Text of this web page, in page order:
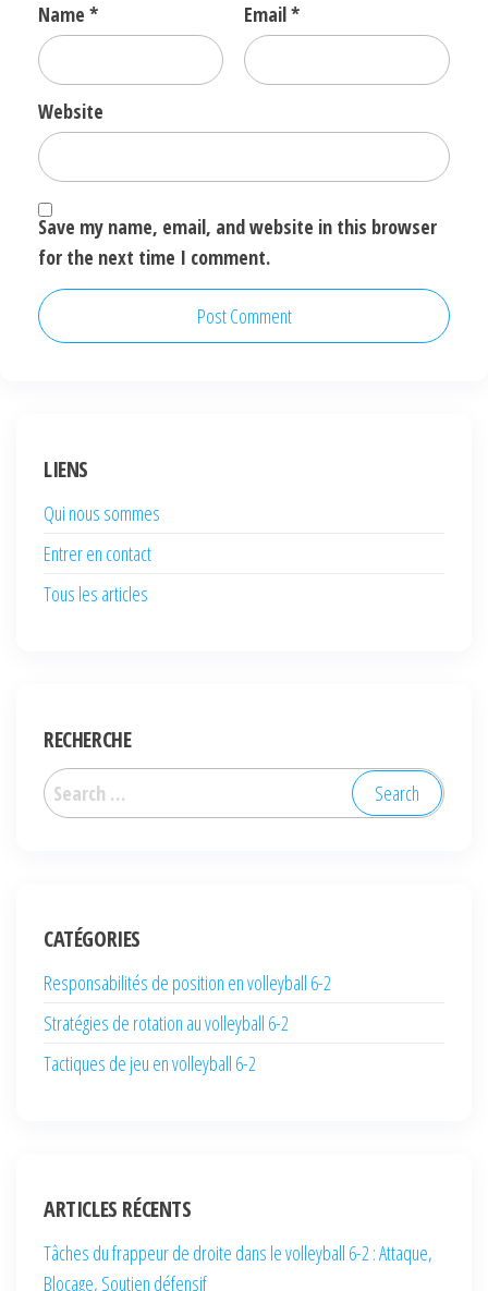
Name * Email*
Website
Save my name, email, and website in this browser
for the next time I comment.
LIENS
Qui nous sommes
Entrer en contact
Tous les articles
RECHERCHE
Search
for:
CATÉGORIES
Responsabilités de position en volleyball 6-2
Stratégies de rotation au volleyball 6-2
Tactiques de jeu en volleyball 6-2
ARTICLES RÉCENTS
Tâches du frappeur de droite dans le volleyball 6-2 : Attaque,
Blocage, Soutien défensif